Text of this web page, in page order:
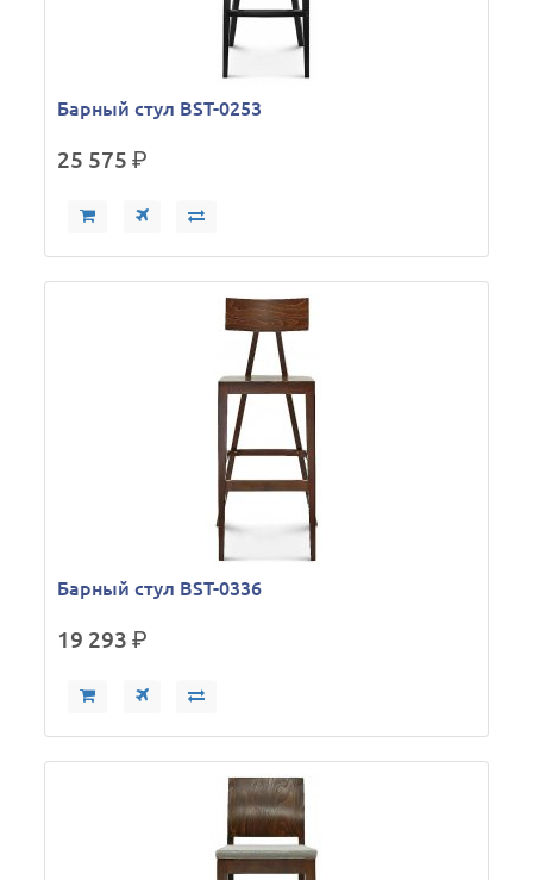
Барный стул BST-0253
25 575р.
Барный стул BST-0336
19 293р.